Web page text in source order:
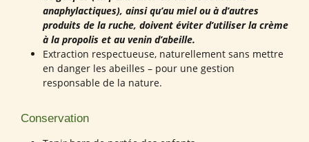
anaphylactiques), ainsi qu’au miel ou à d’autres
produits de la ruche, doivent éviter d’utiliser la crème
à la propolis et au venin d’abeille.
Extraction respectueuse, naturellement sans mettre
en danger les abeilles – pour une gestion
responsable de la nature.
Conservation